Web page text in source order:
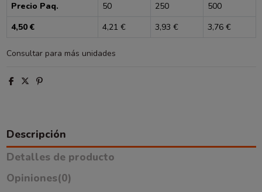
Precio Paq. 50 250
500
4,50 €
4,21 € 3,93 € 3,76 €
Consultar para más unidades
Descripción
Detalles de producto
Opiniones(0)